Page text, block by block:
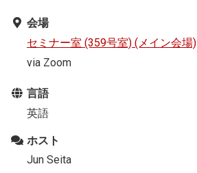
会場
セミナー室 (359号室) (メイン会場)
via Zoom
言語
英語
ホスト
Jun Seita